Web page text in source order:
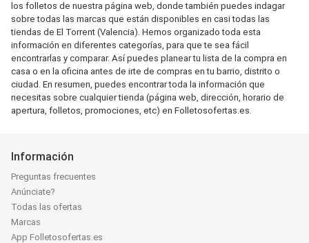
los folletos de nuestra página web, donde también puedes indagar
sobre todas las marcas que están disponibles en casi todas las
tiendas de El Torrent (Valencia). Hemos organizado toda esta
información en diferentes categorías, para que te sea fácil
encontrarlas y comparar. Así puedes planear tu lista de la compra en
casa o en la oficina antes de irte de compras en tu barrio, distrito o
ciudad. En resumen, puedes encontrar toda la información que
necesitas sobre cualquier tienda (página web, dirección, horario de
apertura, folletos, promociones, etc) en Folletosofertas.es.
Información
Preguntas frecuentes
Anúnciate?
Todas las ofertas
Marcas
App Folletosofertas.es